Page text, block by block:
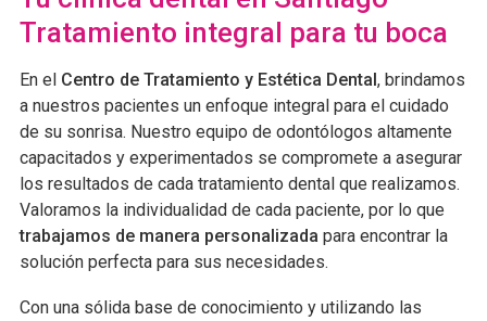
Tratamiento integral para tu boca
En el Centro de Tratamiento y Estética Dental, brindamos
a nuestros pacientes un enfoque integral para el cuidado
de su sonrisa. Nuestro equipo de odontólogos altamente
capacitados y experimentados se compromete a asegurar
los resultados de cada tratamiento dental que realizamos.
Valoramos la individualidad de cada paciente, por lo que
trabajamos de manera personalizada para encontrar la
solución perfecta para sus necesidades.
Con una sólida base de conocimiento y utilizando las